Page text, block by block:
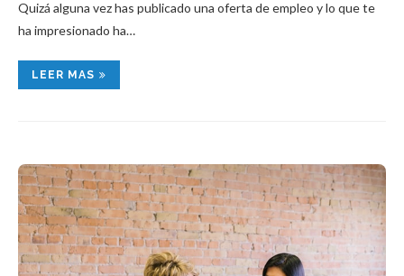
Quizá alguna vez has publicado una oferta de empleo y lo que te
ha impresionado ha…
LEER MAS